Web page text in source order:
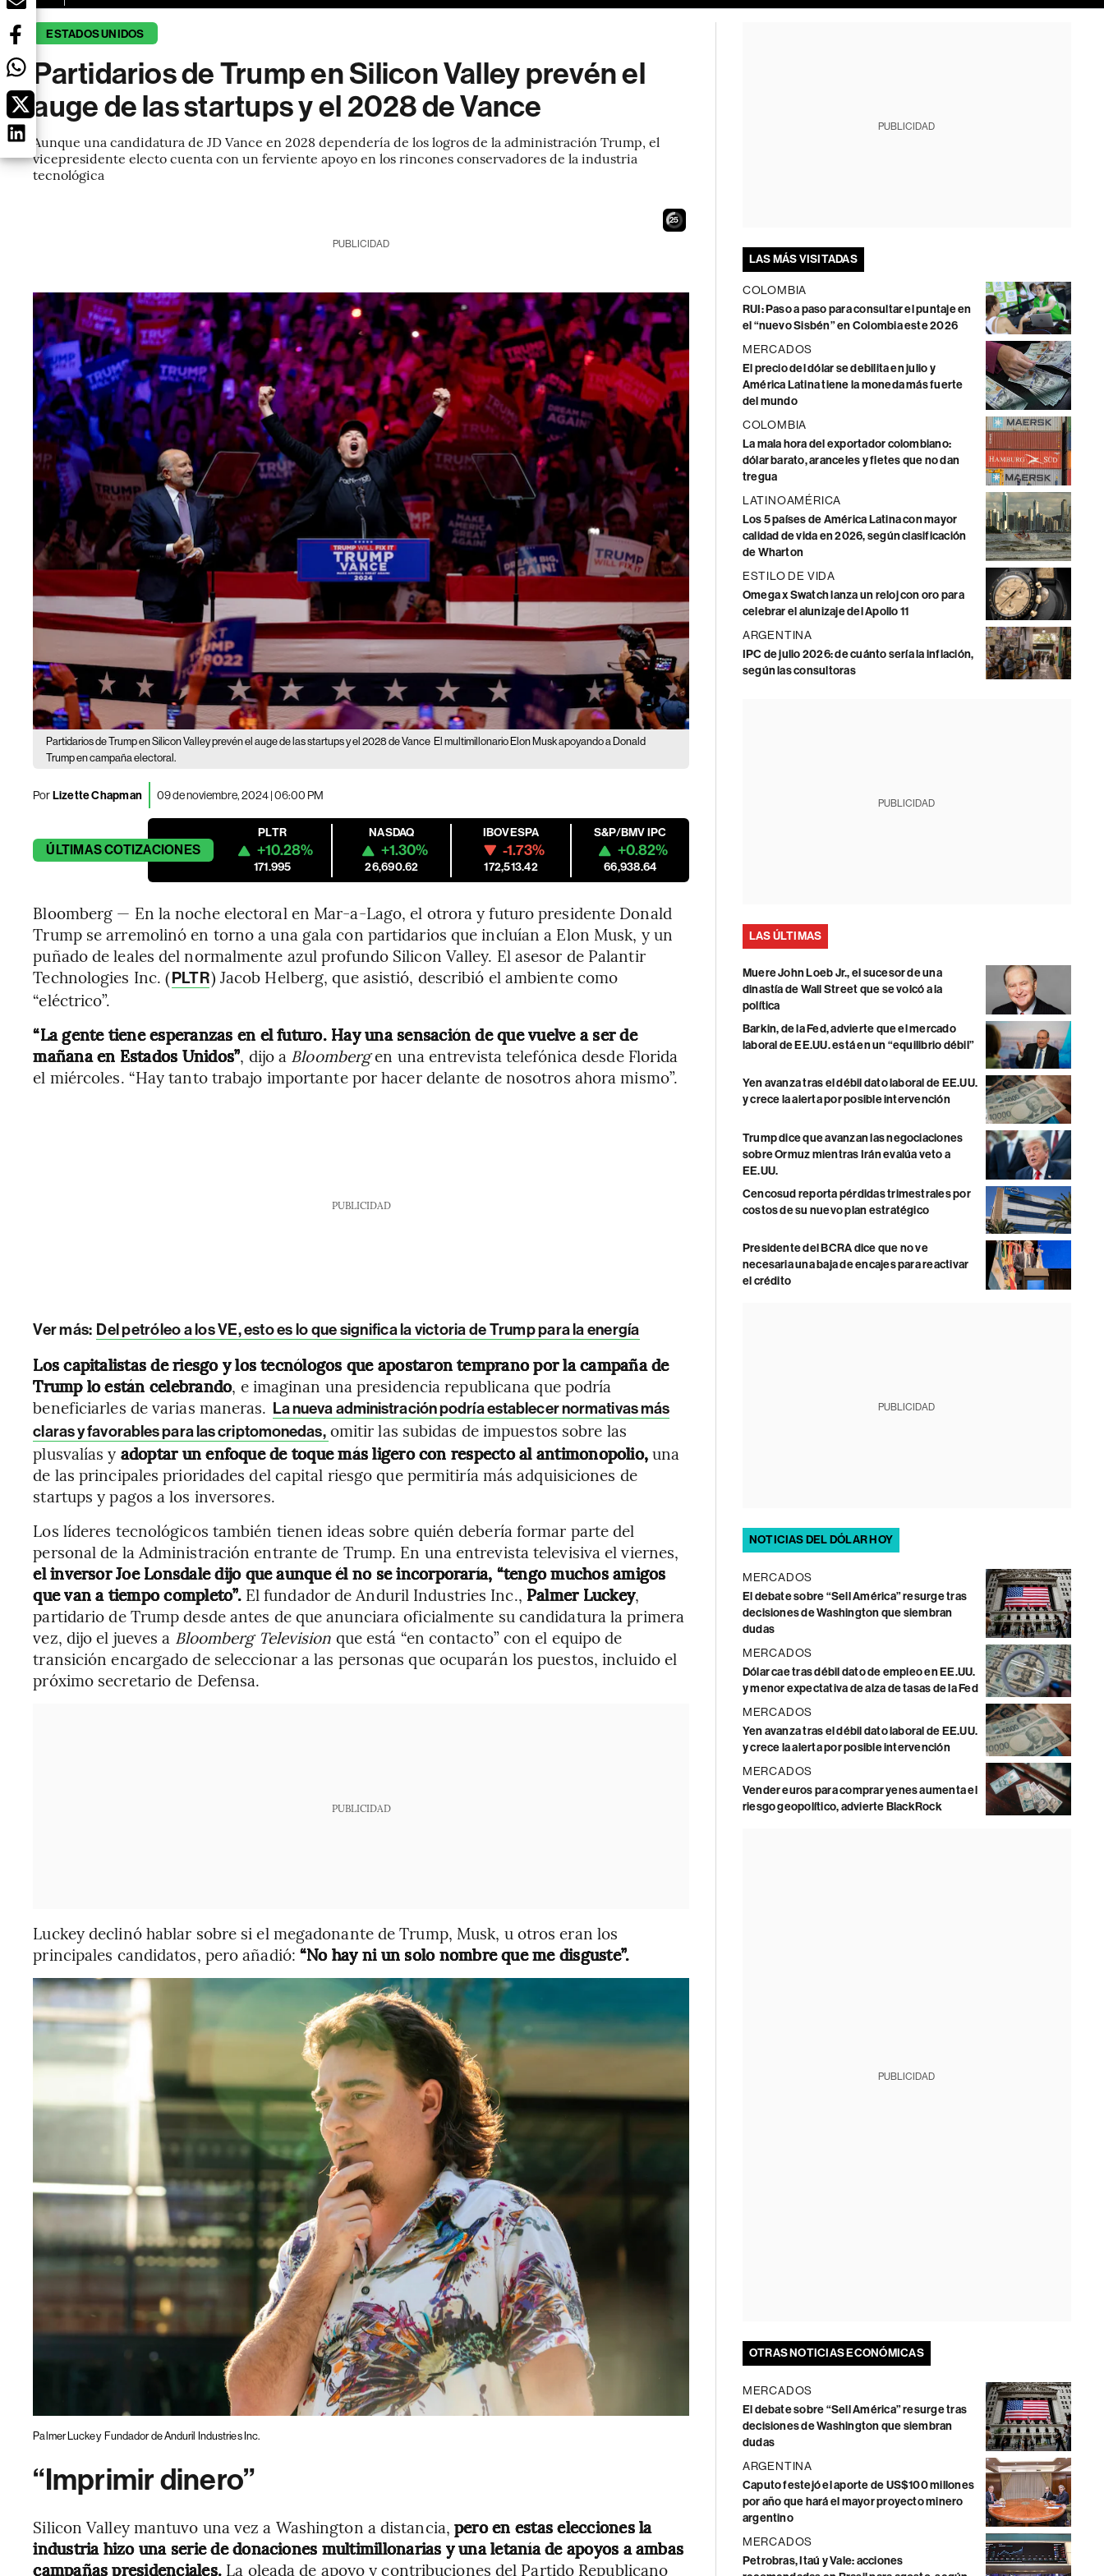
ESTADOS UNIDOS
Partidarios de Trump en Silicon Valley prevén el
auge de las startups y el 2028 de Vance
Aunque una candidatura de JD Vance en 2028 dependería de los logros de la administración Trump, el
vicepresidente electo cuenta con un ferviente apoyo en los rincones conservadores de la industria
tecnológica
24
PUBLICIDAD
Partidarios de Trump en Silicon Valley prevén el auge de las startups y el 2028 de Vance El multimillonario Elon Musk apoyando a Donald
Trump en campaña electoral.
PorLizette Chapman 09 de noviembre, 2024 | 06:00 PM
ÚLTIMASCOTIZACIONES
PLTR
+10.28%
171.995
NASDAQ
+1.30%
26,690.62
IBOVESPA
-1.73%
172,513.42
S&P/BMV IPC
+0.82%
66,938.64
Bloomberg — En la noche electoral en Mar-a-Lago, el otrora y futuro presidente Donald
Trump se arremolinó en torno a una gala con partidarios que incluían a Elon Musk, y un
puñado de leales del normalmente azul profundo Silicon Valley. El asesor de Palantir
Technologies Inc. (PLTR) Jacob Helberg, que asistió, describió el ambiente como
“eléctrico”.
“La gente tiene esperanzas en el futuro. Hay una sensación de que vuelve a ser de
mañana en Estados Unidos”, dijo a Bloombergen una entrevista telefónica desde Florida
el miércoles. “Hay tanto trabajo importante por hacer delante de nosotros ahora mismo”.
PUBLICIDAD
Ver más: Del petróleo a los VE, esto es lo que significa la victoria de Trump para la energía
Los capitalistas de riesgo y los tecnólogos que apostaron temprano por la campaña de
Trump lo están celebrando, e imaginan una presidencia republicana que podría
beneficiarles de varias maneras. La nueva administración podría establecer normativas más
claras y favorables para las criptomonedas, omitir las subidas de impuestos sobre las
plusvalías y adoptar un enfoque de toque más ligero con respecto al antimonopolio,una
de las principales prioridades del capital riesgo que permitiría más adquisiciones de
startups y pagos a los inversores.
Los líderes tecnológicos también tienen ideas sobre quién debería formar parte del
personal de la Administración entrante de Trump. En una entrevista televisiva el viernes,
el inversor Joe Lonsdale dijo que aunque él no se incorporaría, “tengo muchos amigos
que van a tiempo completo”.El fundador de Anduril Industries Inc., Palmer Luckey,
partidario de Trump desde antes de que anunciara oficialmente su candidatura la primera
vez, dijo el jueves a Bloomberg Television que está “en contacto” con el equipo de
transición encargado de seleccionar a las personas que ocuparán los puestos, incluido el
próximo secretario de Defensa.
PUBLICIDAD
Luckey declinó hablar sobre si el megadonante de Trump, Musk, u otros eran los
principales candidatos, pero añadió:“No hay ni un solo nombre que me disguste”.
Palmer Luckey Fundador de Anduril Industries Inc.
“Imprimir dinero”
Silicon Valley mantuvo una vez a Washington a distancia,pero en estas elecciones la
industria hizo una serie de donaciones multimillonarias y una letanía de apoyos a ambas
campañas presidenciales. La oleada de apoyo y contribuciones del Partido Republicano
PUBLICIDAD
LAS MÁS VISITADAS
COLOMBIA
RUI: Paso a paso para consultar el puntaje en
el “nuevo Sisbén” en Colombia este 2026
MERCADOS
El precio del dólar se debilita en julio y
América Latina tiene la moneda más fuerte
del mundo
COLOMBIA
La mala hora del exportador colombiano:
dólar barato, aranceles y fletes que no dan
tregua
LATINOAMÉRICA
Los 5 países de América Latina con mayor
calidad de vida en 2026, según clasificación
de Wharton
ESTILO DE VIDA
Omega x Swatch lanza un reloj con oro para
celebrar el alunizaje del Apollo 11
ARGENTINA
IPC de julio 2026: de cuánto sería la inflación,
según las consultoras
PUBLICIDAD
LAS ÚLTIMAS
Muere John Loeb Jr., el sucesor de una
dinastía de Wall Street que se volcó a la
política
Barkin, de la Fed, advierte que el mercado
laboral de EE.UU. está en un “equilibrio débil”
Yen avanza tras el débil dato laboral de EE.UU.
y crece la alerta por posible intervención
Trump dice que avanzan las negociaciones
sobre Ormuz mientras Irán evalúa veto a
EE.UU.
Cencosud reporta pérdidas trimestrales por
costos de su nuevo plan estratégico
Presidente del BCRA dice que no ve
necesaria una baja de encajes para reactivar
el crédito
PUBLICIDAD
NOTICIAS DEL DÓLAR HOY
MERCADOS
El debate sobre “Sell América” resurge tras
decisiones de Washington que siembran
dudas
MERCADOS
Dólar cae tras débil dato de empleo en EE.UU.
y menor expectativa de alza de tasas de la Fed
MERCADOS
Yen avanza tras el débil dato laboral de EE.UU.
y crece la alerta por posible intervención
MERCADOS
Vender euros para comprar yenes aumenta el
riesgo geopolítico, advierte BlackRock
PUBLICIDAD
OTRAS NOTICIAS ECONÓMICAS
MERCADOS
El debate sobre “Sell América” resurge tras
decisiones de Washington que siembran
dudas
ARGENTINA
Caputo festejó el aporte de US$100 millones
por año que hará el mayor proyecto minero
argentino
MERCADOS
Petrobras, Itaú y Vale: acciones